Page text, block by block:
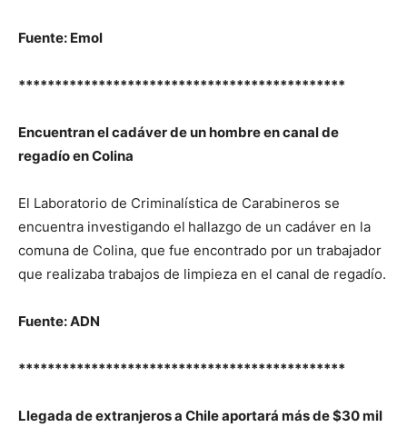
Fuente: Emol
*********************************************
Encuentran el cadáver de un hombre en canal de
regadío en Colina
El Laboratorio de Criminalística de Carabineros se
encuentra investigando el hallazgo de un cadáver en la
comuna de Colina, que fue encontrado por un trabajador
que realizaba trabajos de limpieza en el canal de regadío.
Fuente: ADN
*********************************************
Llegada de extranjeros a Chile aportará más de $30 mil